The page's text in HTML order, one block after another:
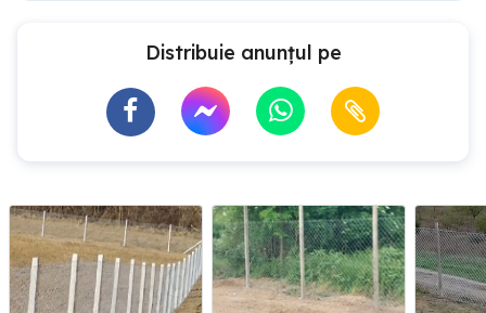
Distribuie anunțul pe